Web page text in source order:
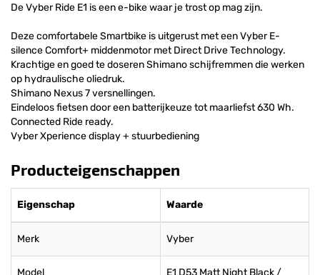
De Vyber Ride E1 is een e-bike waar je trost op mag zijn.
Deze comfortabele Smartbike is uitgerust met een Vyber E-
silence Comfort+ middenmotor met Direct Drive Technology.
Krachtige en goed te doseren Shimano schijfremmen die werken
op hydraulische oliedruk.
Shimano Nexus 7 versnellingen.
Eindeloos fietsen door een batterijkeuze tot maarliefst 630 Wh.
Connected Ride ready.
Vyber Xperience display + stuurbediening
Producteigenschappen
Eigenschap Waarde
Merk Vyber
Model
E1 D53 Matt Night Black /